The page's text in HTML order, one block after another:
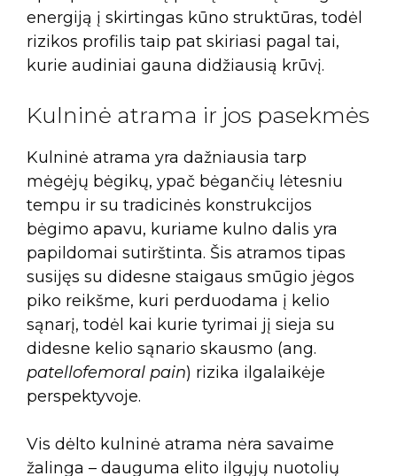
energiją į skirtingas kūno struktūras, todėl
rizikos profilis taip pat skiriasi pagal tai,
kurie audiniai gauna didžiausią krūvį.
Kulninė atrama ir jos pasekmės
Kulninė atrama yra dažniausia tarp
mėgėjų bėgikų, ypač bėgančių lėtesniu
tempu ir su tradicinės konstrukcijos
bėgimo apavu, kuriame kulno dalis yra
papildomai sutirštinta. Šis atramos tipas
susijęs su didesne staigaus smūgio jėgos
piko reikšme, kuri perduodama į kelio
sąnarį, todėl kai kurie tyrimai jį sieja su
didesne kelio sąnario skausmo (ang.
patellofemoral pain) rizika ilgalaikėje
perspektyvoje.
Vis dėlto kulninė atrama nėra savaime
žalinga – dauguma elito ilgųjų nuotolių